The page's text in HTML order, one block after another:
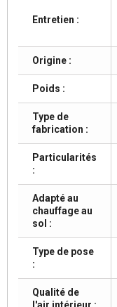
Entretien :
Origine :
Poids :
Type de
fabrication :
Particularités
:
Adapté au
chauffage au
sol :
Type de pose
:
Qualité de
l'air intérieur :